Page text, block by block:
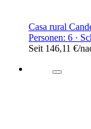
Casa rural
Personen: 6 ·
Seit 146,11 €/